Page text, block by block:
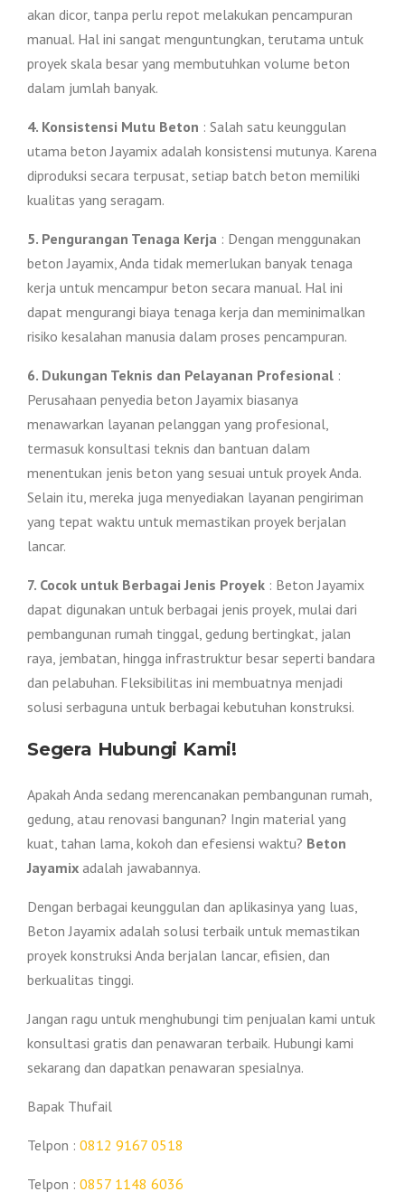
akan dicor, tanpa perlu repot melakukan pencampuran
manual. Hal ini sangat menguntungkan, terutama untuk
proyek skala besar yang membutuhkan volume beton
dalam jumlah banyak.
4. Konsistensi Mutu Beton : Salah satu keunggulan
utama beton Jayamix adalah konsistensi mutunya. Karena
diproduksi secara terpusat, setiap batch beton memiliki
kualitas yang seragam.
5. Pengurangan Tenaga Kerja : Dengan menggunakan
beton Jayamix, Anda tidak memerlukan banyak tenaga
kerja untuk mencampur beton secara manual. Hal ini
dapat mengurangi biaya tenaga kerja dan meminimalkan
risiko kesalahan manusia dalam proses pencampuran.
6. Dukungan Teknis dan Pelayanan Profesional :
Perusahaan penyedia beton Jayamix biasanya
menawarkan layanan pelanggan yang profesional,
termasuk konsultasi teknis dan bantuan dalam
menentukan jenis beton yang sesuai untuk proyek Anda.
Selain itu, mereka juga menyediakan layanan pengiriman
yang tepat waktu untuk memastikan proyek berjalan
lancar.
7. Cocok untuk Berbagai Jenis Proyek : Beton Jayamix
dapat digunakan untuk berbagai jenis proyek, mulai dari
pembangunan rumah tinggal, gedung bertingkat, jalan
raya, jembatan, hingga infrastruktur besar seperti bandara
dan pelabuhan. Fleksibilitas ini membuatnya menjadi
solusi serbaguna untuk berbagai kebutuhan konstruksi.
Segera Hubungi Kami!
Apakah Anda sedang merencanakan pembangunan rumah,
gedung, atau renovasi bangunan? Ingin material yang
kuat, tahan lama, kokoh dan efesiensi waktu? Beton
Jayamix adalah jawabannya.
Dengan berbagai keunggulan dan aplikasinya yang luas,
Beton Jayamix adalah solusi terbaik untuk memastikan
proyek konstruksi Anda berjalan lancar, efisien, dan
berkualitas tinggi.
Jangan ragu untuk menghubungi tim penjualan kami untuk
konsultasi gratis dan penawaran terbaik. Hubungi kami
sekarang dan dapatkan penawaran spesialnya.
Bapak Thufail
Telpon : 0812 9167 0518
Telpon : 0857 1148 6036